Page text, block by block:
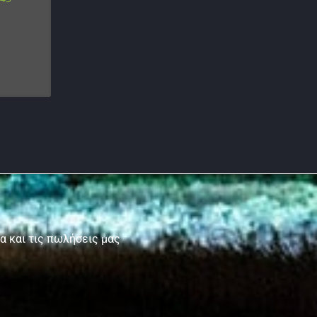
και τις πωλήσεις μας